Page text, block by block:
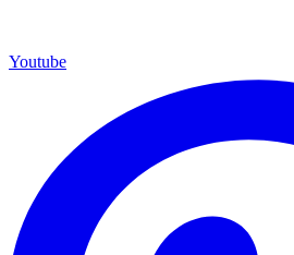
Youtube